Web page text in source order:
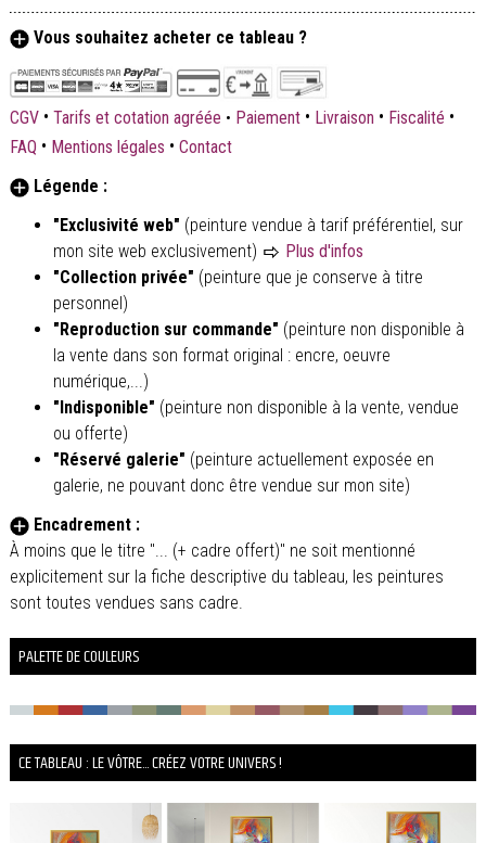
Vous souhaitez acheter ce tableau ?
CGV • Tarifs et cotation agréée • Paiement • Livraison • Fiscalité •
FAQ • Mentions légales • Contact
Légende :
"Exclusivité web" (peinture vendue à tarif préférentiel, sur
mon site web exclusivement)
Plus d'infos
"Collection privée" (peinture que je conserve à titre
personnel)
"Reproduction sur commande" (peinture non disponible à
la vente dans son format original : encre, oeuvre
numérique,...)
"Indisponible" (peinture non disponible à la vente, vendue
ou offerte)
"Réservé galerie" (peinture actuellement exposée en
galerie, ne pouvant donc être vendue sur mon site)
Encadrement :
À moins que le titre "... (+ cadre offert)" ne soit mentionné
explicitement sur la fiche descriptive du tableau, les peintures
sont toutes vendues sans cadre.
PALETTE DE COULEURS
CE TABLEAU : LE VÔTRE... CRÉEZ VOTRE UNIVERS !